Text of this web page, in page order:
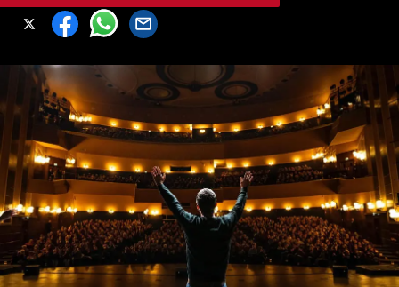
CAGLIARI
SULCIS IGLESIENTE
MEDIO CAMPIDANO
ORISTANO E PROVINCIA
SASSARI E PROVINCIA
GALLURA
NUORO E PROVINCIA
OGLIASTRA
AGENDA